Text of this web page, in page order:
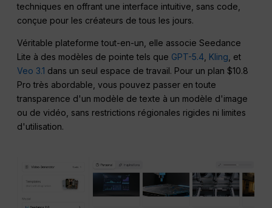
techniques en offrant une interface intuitive, sans code,
conçue pour les créateurs de tous les jours.
Véritable plateforme tout-en-un, elle associe Seedance
Lite à des modèles de pointe tels que GPT-5.4 Kling , et
Veo 3.1 dans un seul espace de travail. Pour un plan $10.8
Pro très abordable, vous pouvez passer en toute
transparence d'un modèle de texte à un modèle d'image
ou de vidéo, sans restrictions régionales rigides ni limites
d'utilisation.